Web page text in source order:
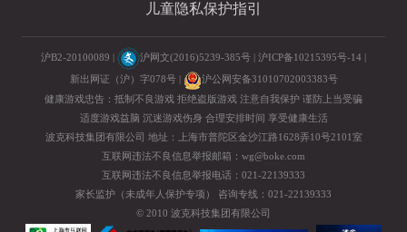
儿童隐私保护指引
沪B2-20100089 | 沪网文(2016)5239-385号 沪ICP备10215395号-14
新出网证（沪）字078号 |
沪公网安备31010702003383号
健康游戏忠告：抵制不良游戏 拒绝盗版游戏 注意自我保护 谨防上当受骗
适度游戏益脑 沉迷游戏伤身 合理安排时间 享受健康生活
波克科技集团有限公司 地址：上海市普陀区金沙江路1628弄10号2101室
互联网违法不良信息举报邮箱： wg@boke.com
互联网违法不良信息举报电话：021-22139333
家长监护（未成年人保护专项）
咨询专线：021-22139333
© 2010 波克科技集团有限公司